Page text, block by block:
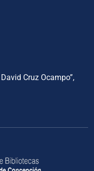
Cruz Ocampo”,